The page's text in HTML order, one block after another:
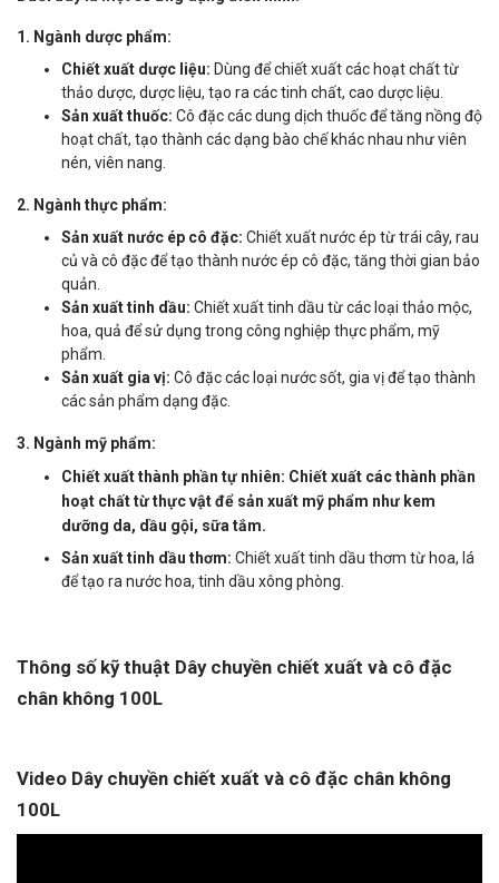
1. Ngành dược phẩm:
Chiết xuất dược liệu: Dùng để chiết xuất các hoạt chất từ
thảo dược, dược liệu, tạo ra các tinh chất, cao dược liệu.
Sản xuất thuốc: Cô đặc các dung dịch thuốc để tăng nồng độ
hoạt chất, tạo thành các dạng bào chế khác nhau như viên
nén, viên nang.
2. Ngành thực phẩm:
Sản xuất nước ép cô đặc: Chiết xuất nước ép từ trái cây, rau
củ và cô đặc để tạo thành nước ép cô đặc, tăng thời gian bảo
quản.
Sản xuất tinh dầu: Chiết xuất tinh dầu từ các loại thảo mộc,
hoa, quả để sử dụng trong công nghiệp thực phẩm, mỹ
phẩm.
Sản xuất gia vị: Cô đặc các loại nước sốt, gia vị để tạo thành
các sản phẩm dạng đặc.
3. Ngành mỹ phẩm:
Chiết xuất thành phần tự nhiên: Chiết xuất các thành phần
hoạt chất từ thực vật để sản xuất mỹ phẩm như kem
dưỡng da, dầu gội, sữa tắm.
Sản xuất tinh dầu thơm: Chiết xuất tinh dầu thơm từ hoa, lá
để tạo ra nước hoa, tinh dầu xông phòng.
Thông số kỹ thuật Dây chuyền chiết xuất và cô đặc
chân không 100L
Video Dây chuyền chiết xuất và cô đặc chân không
100L